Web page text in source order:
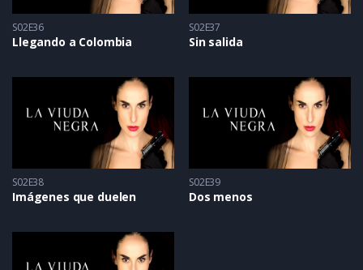
S02E36
Llegando a Colombia
S02E37
Sin salida
S02E38
Imágenes que duelen
S02E39
Dos menos